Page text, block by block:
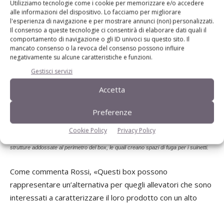
Utilizziamo tecnologie come i cookie per memorizzare e/o accedere
alle informazioni del dispositivo. Lo facciamo per migliorare
l'esperienza di navigazione e per mostrare annunci (non) personalizzati.
Il consenso a queste tecnologie ci consentirà di elaborare dati quali il
comportamento di navigazione o gli ID univoci su questo sito. Il
mancato consenso o la revoca del consenso possono influire
negativamente su alcune caratteristiche e funzioni.
Gestisci servizi
Accetta
Preferenze
Cookie Policy Privacy Policy
strutture addossate al perimetro del box, le quali creano spazi di fuga per i suinetti.
Come commenta Rossi, «Questi box possono
rappresentare un’alternativa per quegli allevatori che sono
interessati a caratterizzare il loro prodotto con un alto